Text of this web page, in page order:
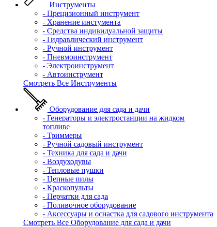
Инструменты
- Прецизионный инструмент
- Хранение инстумента
- Средства индивидуальной защиты
- Гидравлический инструмент
- Ручной инструмент
- Пневмоинструмент
- Электроинструмент
- Автоинструмент
Смотреть Все Инструменты
Оборудование для сада и дачи
- Генераторы и электростанции на жидком
топливе
- Триммеры
- Ручной садовый инструмент
- Техника для сада и дачи
- Воздуходувы
- Тепловые пушки
- Цепные пилы
- Краскопульты
- Перчатки для сада
- Поливочное оборудование
- Аксессуары и оснастка для садового инструмента
Смотреть Все Оборудование для сада и дачи